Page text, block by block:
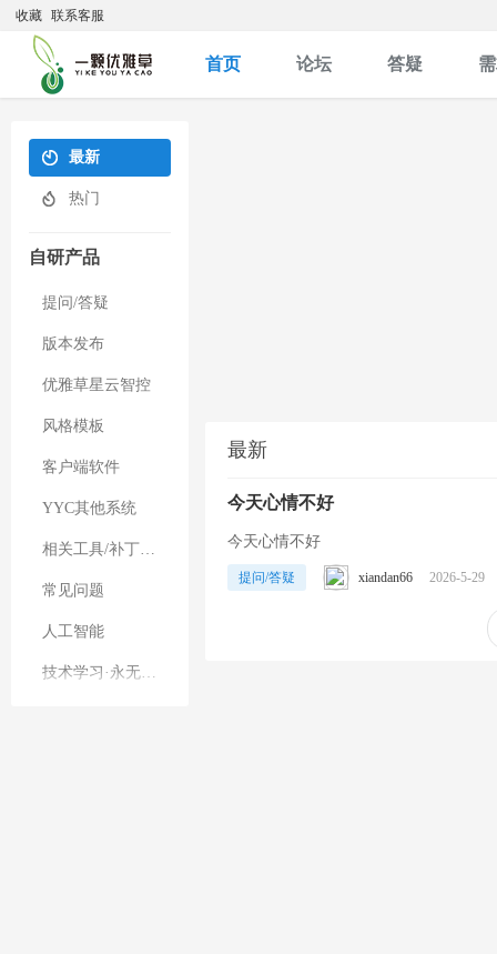
收藏 联系客服
首页 论坛 答疑
最新
热门
自研产品
提问/答疑
版本发布
优雅草星云智控
风格模板
客户端软件
YYC其他系统
相关工具/补丁其他
常见问题
人工智能
技术学习·永无止境
最新
今天心情不好
今天心情不好
提问/答疑 xiandan66 2026-5-29